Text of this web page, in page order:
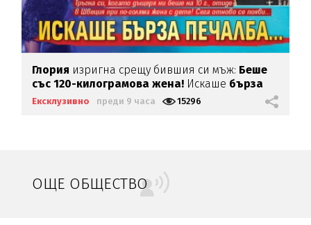
Глория изригна срещу бившия си мъж: Беше
със 120-килограмова жена! Искаше бърза
печалба...
Ексклузивно преди 9 часа 15296
ОЩЕ ОБЩЕСТВО